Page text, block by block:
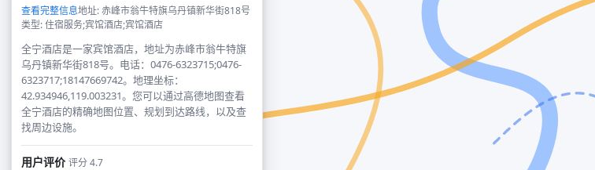
查看完整信息地址: 赤峰市翁牛特旗乌丹镇新华街818号
类型: 住宿服务;宾馆酒店;宾馆酒店
全宁酒店是一家宾馆酒店，地址为赤峰市翁牛特旗
乌丹镇新华街818号。电话：0476-6323715;0476-
6323717;18147669742。地理坐标：
42.934946,119.003231。您可以通过高德地图查看
全宁酒店的精确地图位置、规划到达路线，以及查
找周边设施。
用户评价评分 4.7